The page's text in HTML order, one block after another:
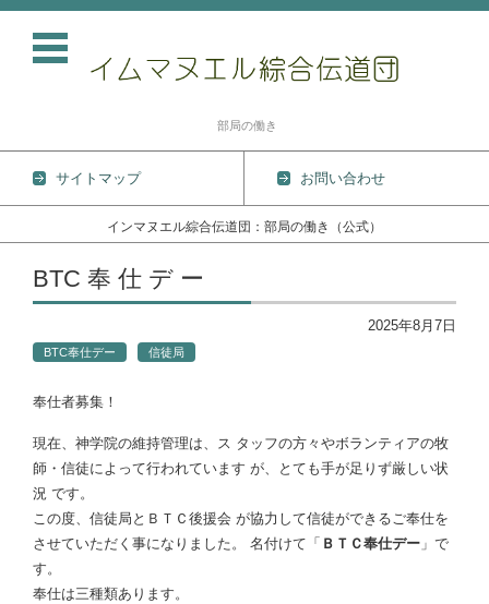
部局の働き
サイトマップ お問い合わせ
インマヌエル綜合伝道団：部局の働き（公式）
コンテンツに移動
BTC 奉 仕 デ ー
2025年8月7日
BTC奉仕デー 信徒局
奉仕者募集！
現在、神学院の維持管理は、ス タッフの方々やボランティアの牧
師・信徒によって行われています が、とても手が足りず厳しい状
況 です。
この度、信徒局とＢＴＣ後援会 が協力して信徒ができるご奉仕を
させていただく事になりました。 名付けて「 ＢＴＣ奉仕デー 」で
す。
奉仕は三種類あります。